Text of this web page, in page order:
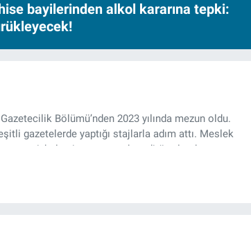
bayilerinden alkol kararına tepki:
Bölümü’nden 2023 yılında mezun oldu.
gazetelerde yaptığı stajlarla adım attı. Meslek
halen izgazete.net’te editör olarak